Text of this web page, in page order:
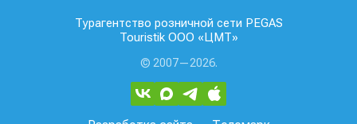
Турагентство розничной сети PEGAS
Touristik ООО «ЦМТ»
© 2007—2026.